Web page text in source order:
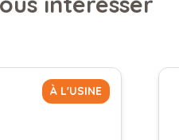
À L'USINE